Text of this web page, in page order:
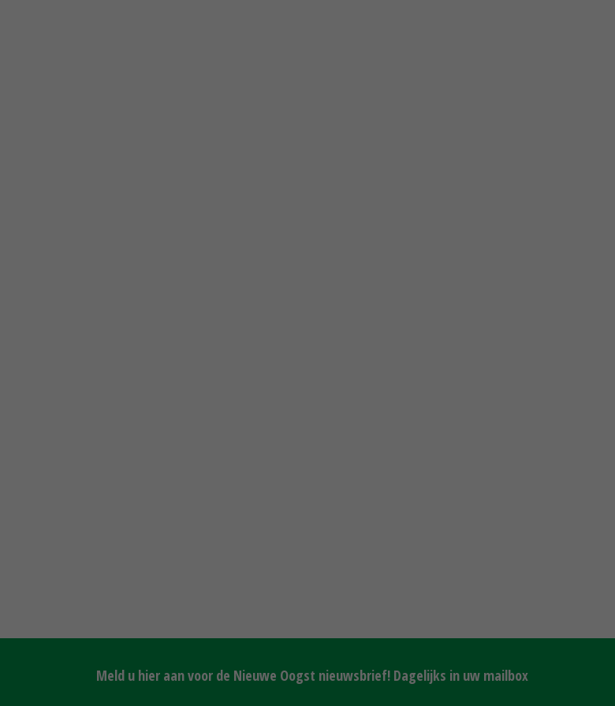
Meld u hier aan voor de Nieuwe Oogst nieuwsbrief! Dagelijks in uw mailbox